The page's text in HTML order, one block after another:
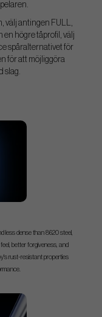
välj antingen FULL,
en högre tåprofil, välj
spåralternativet för
för att möjliggöra
slag.
less dense than 8620 steel,
better forgiveness, and
rust-resistant properties